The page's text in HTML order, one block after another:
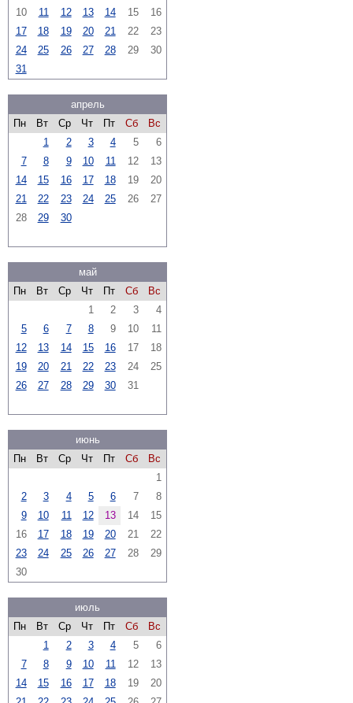
10
11 12 13 14 15
16
17
18 19 20 21 22
23
24
25 26 27 28 29
30
31
апрель
Пн
Вт Ср Чт Пт Сб
Вс
1
2 3 4 5
6
7
8 9 10 11 12
13
14
15 16 17 18 19
20
21
22 23 24 25 26
27
28
29 30
май
Пн
Вт Ср Чт Пт Сб
Вс
1
2 3
4
5
6 7 8 9 10
11
12
13 14 15 16 17
18
19
20 21 22 23 24
25
26
27 28 29 30 31
июнь
Пн
Вт Ср Чт Пт Сб
Вс
1
2
3 4 5 6 7
8
9
10 11 12 13 14
15
16
17 18 19 20 21
22
23
24 25 26 27 28
29
30
июль
Пн
Вт Ср Чт Пт Сб
Вс
1
2 3 4 5
6
7
8 9 10 11 12
13
14
15 16 17 18 19
20